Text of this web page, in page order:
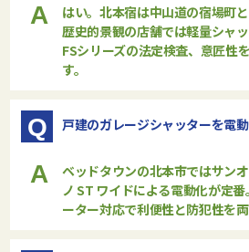
A
はい。北本宿は中山道の宿場町
歴史的景観の店舗では軽量シャ
FSシリーズの法定検査、意匠性
す。
Q 戸建のガレージシャッターを電
A ベッドタウンの北本市ではサン
ノ ST ワイドによる電動化が定
ーター対応で利便性と防犯性を両